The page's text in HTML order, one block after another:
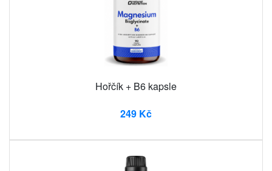
Hořčík + B6 kapsle
249 Kč